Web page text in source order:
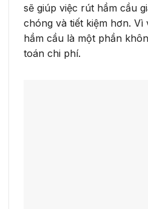
sẽ giúp việc rút hầm cầu
chóng và tiết kiệm hơn. Vì
hầm cầu là một phần
toán chi phí.